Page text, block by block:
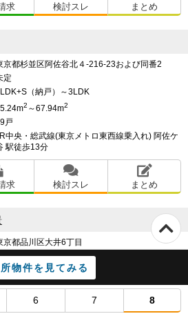
物件を見てみる
6 7 8
求 検討スレ まとめ
京都杉並区阿佐谷北４-216-23および同番2
定
（納戸）～3LDK
2 ～67.94m2
戸
中央・総武線(東京メトロ東西線乗入れ) 阿佐ケ
駅徒歩13分
求 検討スレ まとめ
京都品川区大井6丁目
定
＋S～3LDK ※Sはサービスルーム（納
）です。
55.16m²～140.00m²